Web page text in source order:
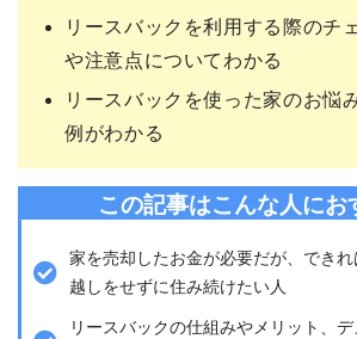
リースバックを利用する際のチ
や注意点についてわかる
リースバックを使った家のお悩
例がわかる
この記事はこんな人にお
家を売却したお金が必要だが、でき
越しをせずに住み続けたい人
リースバックの仕組みやメリット、デ